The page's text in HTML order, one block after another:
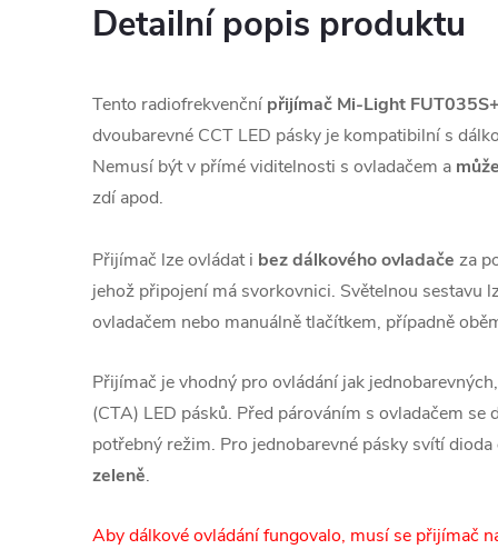
Detailní popis produktu
Tento radiofrekvenční přijímač Mi-Light
dvoubarevné CCT LED pásky je kompatibilní s
Nemusí být v přímé viditelnosti s ovladačem a
zdí apod.
Přijímač lze ovládat i bez dálkového ovladače za
jehož připojení má svorkovnici. Světelnou sestavu
ovladačem nebo manuálně tlačítkem, případně
Přijímač je vhodný pro ovládání jak
(CTA) LED pásků. Před párováním s ovladačem
potřebný režim. Pro jednobarevné pásky svítí dioda
zeleně.
Aby dálkové ovládání fungovalo, musí se přijímač